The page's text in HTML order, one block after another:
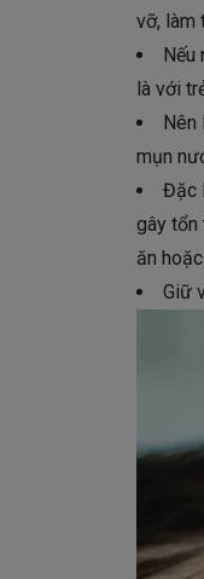
vỡ, làm
Nếu
là với
mụn
Đặc
gây tổn
ăn
Giữ